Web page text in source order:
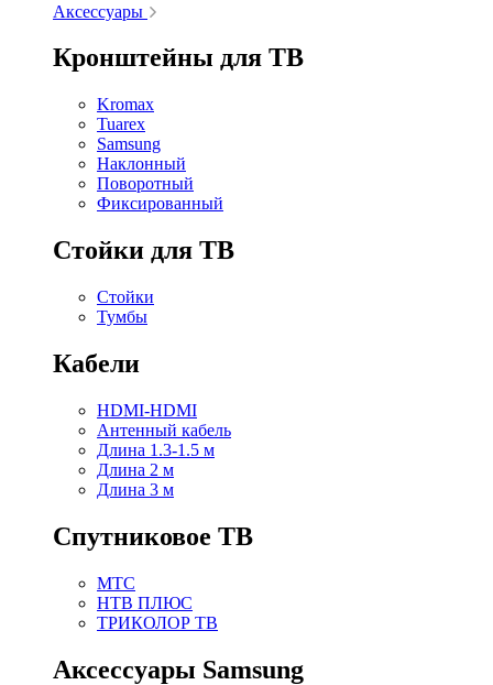
Аксессуары
Кронштейны для ТВ
Kromax
Tuarex
Samsung
Наклонный
Поворотный
Фиксированный
Стойки для ТВ
Стойки
Тумбы
Кабели
HDMI-HDMI
Антенный кабель
Длина 1.3-1.5 м
Длина 2 м
Длина 3 м
Спутниковое ТВ
МТС
НТВ ПЛЮС
ТРИКОЛОР ТВ
Аксессуары Samsung